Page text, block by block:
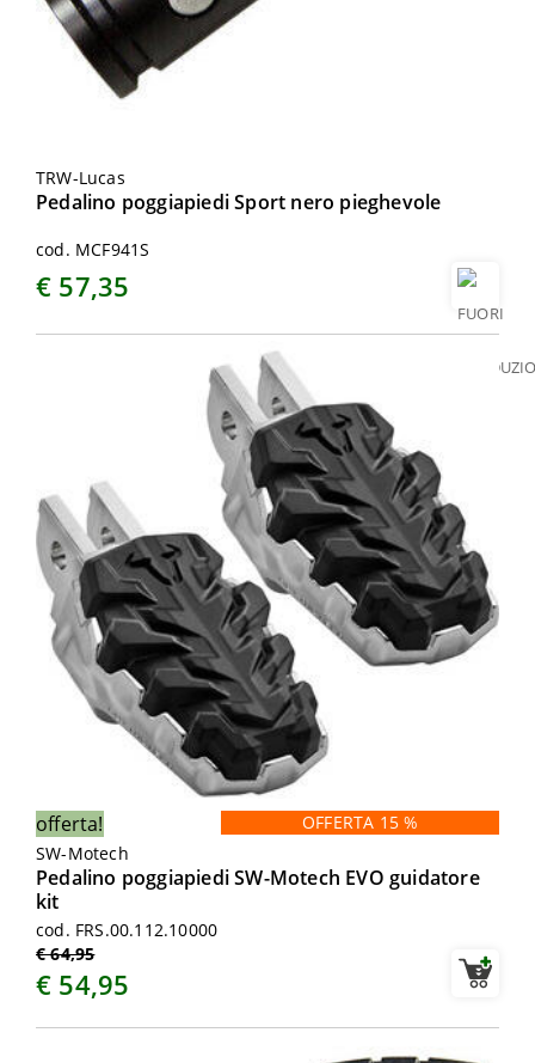
TRW-Lucas
Pedalino poggiapiedi Sport nero pieghevole
cod. MCF941S
€ 57,35
offerta!
OFFERTA 15 %
SW-Motech
Pedalino poggiapiedi SW-Motech EVO guidatore
kit
cod. FRS.00.112.10000
€ 64,95
€ 54,95